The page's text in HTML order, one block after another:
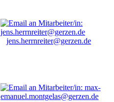
jens.herrnreiter@gerzen.de